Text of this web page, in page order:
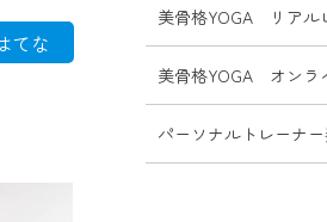
てな
美骨格YOGA リア
美骨格YOGA オンラ
パーソナルトレーナ